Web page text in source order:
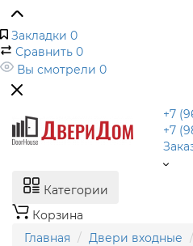
Закладки 0
Сравнить 0
Вы смотрели 0
+7
+7
Категории
Корзина
Главная
Двери входные